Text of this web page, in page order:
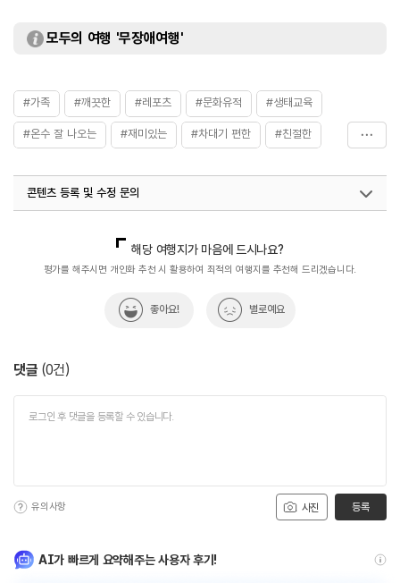
모두의 여행 '무장애여행'
#가족 #깨끗한 #레포츠 #문화유적 #생태교육
#온수 잘 나오는 #재미있는 #차대기 편한 #친절한
콘텐츠 등록 및 수정 문의
해당 여행지가 마음에 드시나요?
평가를 해주시면 개인화 추천 시 활용하여 최적의 여행지를 추천해 드리겠습니다.
좋아요! 별로예요
댓글 (0건)
사진
유의사항 등록
AI가 빠르게 요약해주는 사용자 후기!